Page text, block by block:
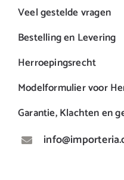
Veel gestelde vragen
Bestelling en Levering
Herroepingsrecht
Modelformulier voor
Garantie, Klachten en